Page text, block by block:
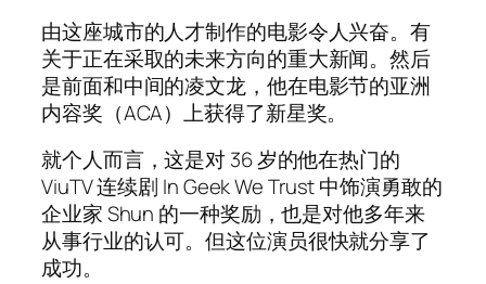
由这座城市的人才制作的电影令人兴奋。有
关于正在采取的未来方向的重大新闻。然后
是前面和中间的凌文龙，他在电影节的亚洲
内容奖（ACA）上获得了新星奖。
就个人而言，这是对 36 岁的他在热门的
ViuTV 连续剧 In Geek We Trust 中饰演勇敢的
企业家 Shun 的一种奖励，也是对他多年来
从事行业的认可。但这位演员很快就分享了
成功。